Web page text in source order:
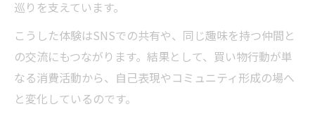
巡りを支えています。
こうした体験はSNSでの共有や、同じ趣味を持つ仲間と
の交流にもつながります。結果として、買い物行動が単
なる消費活動から、自己表現やコミュニティ形成の場へ
と変化しているのです。